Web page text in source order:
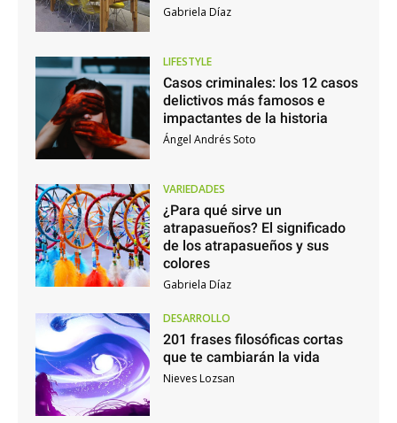
Gabriela Díaz
LIFESTYLE
Casos criminales: los 12 casos
delictivos más famosos e
impactantes de la historia
Ángel Andrés Soto
VARIEDADES
¿Para qué sirve un
atrapasueños? El significado
de los atrapasueños y sus
colores
Gabriela Díaz
DESARROLLO
201 frases filosóficas cortas
que te cambiarán la vida
Nieves Lozsan